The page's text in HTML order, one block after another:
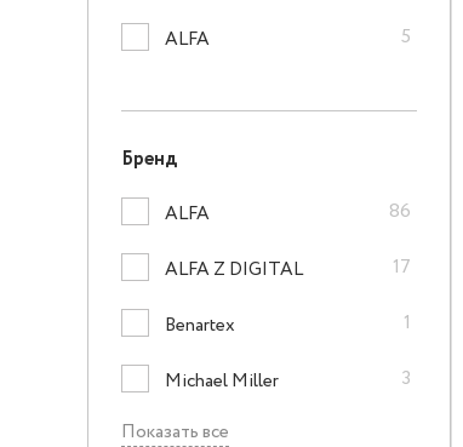
ALFA 5
Бренд
ALFA 86
ALFA Z DIGITAL 17
Benartex 1
Michael Miller 3
Показать все